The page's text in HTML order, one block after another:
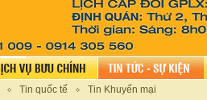
Tin quốc tế
Tin Khuyến mại